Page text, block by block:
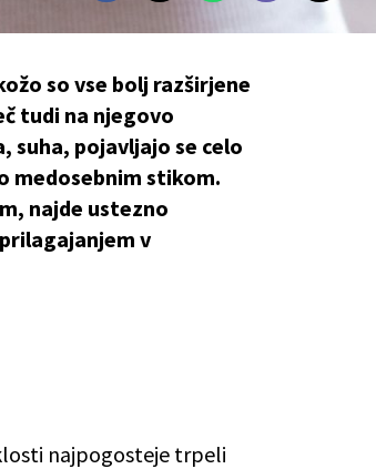
so vse bolj razširjene
tudi na njegovo
suha, pojavljajo se celo
medosebnim stikom.
najde ustezno
v
najpogosteje trpeli